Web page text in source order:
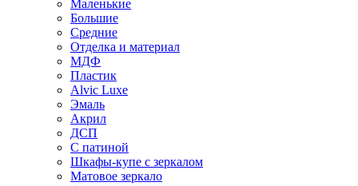
Маленькие
Большие
Средние
Отделка и материал
МДФ
Пластик
Alvic Luxe
Эмаль
Акрил
ДСП
С патиной
Шкафы-купе с зеркалом
Матовое зеркало